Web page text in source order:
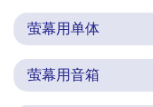
萤幕用单体
萤幕用音箱